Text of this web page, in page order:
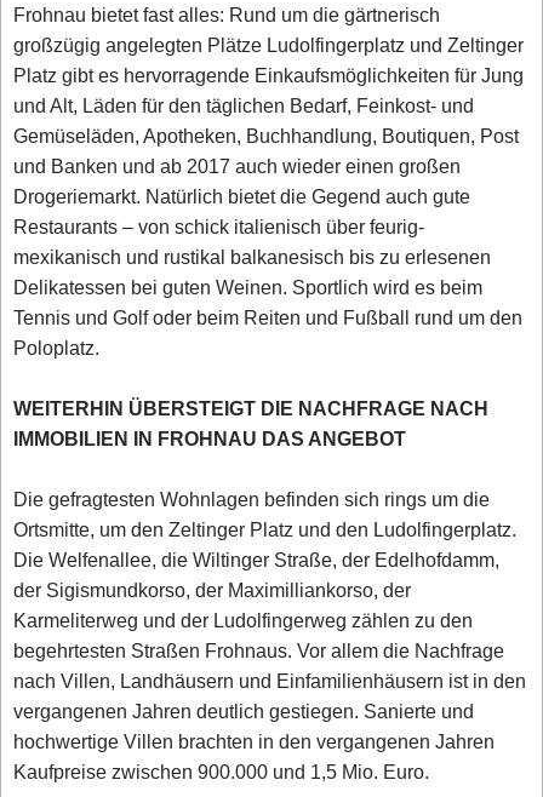
Frohnau bietet fast alles: Rund um die gärtnerisch
großzügig angelegten Plätze Ludolfingerplatz und Zeltinger
Platz gibt es hervorragende Einkaufsmöglichkeiten für Jung
und Alt, Läden für den täglichen Bedarf, Feinkost- und
Gemüseläden, Apotheken, Buchhandlung, Boutiquen, Post
und Banken und ab 2017 auch wieder einen großen
Drogeriemarkt. Natürlich bietet die Gegend auch gute
Restaurants – von schick italienisch über feurig-
mexikanisch und rustikal balkanesisch bis zu erlesenen
Delikatessen bei guten Weinen. Sportlich wird es beim
Tennis und Golf oder beim Reiten und Fußball rund um den
Poloplatz.
WEITERHIN ÜBERSTEIGT DIE NACHFRAGE NACH
IMMOBILIEN IN FROHNAU DAS ANGEBOT
Die gefragtesten Wohnlagen befinden sich rings um die
Ortsmitte, um den Zeltinger Platz und den Ludolfingerplatz.
Die Welfenallee, die Wiltinger Straße, der Edelhofdamm,
der Sigismundkorso, der Maximilliankorso, der
Karmeliterweg und der Ludolfingerweg zählen zu den
begehrtesten Straßen Frohnaus. Vor allem die Nachfrage
nach Villen, Landhäusern und Einfamilienhäusern ist in den
vergangenen Jahren deutlich gestiegen. Sanierte und
hochwertige Villen brachten in den vergangenen Jahren
Kaufpreise zwischen 900.000 und 1,5 Mio. Euro.